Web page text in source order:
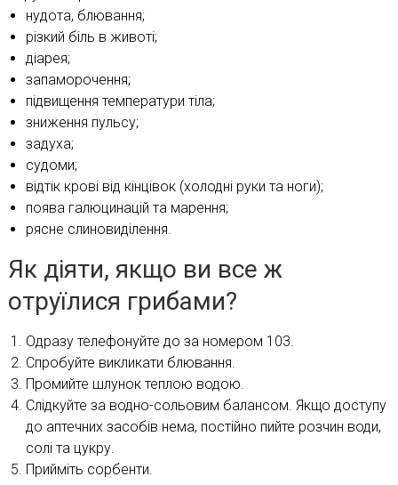
нудота, блювання;
різкий біль в животі;
діарея;
запаморочення;
підвищення температури тіла;
зниження пульсу;
задуха;
судоми;
відтік крові від кінцівок (холодні руки та ноги);
поява галюцинацій та марення;
рясне слиновиділення.
Як діяти, якщо ви все ж
отруїлися грибами?
Одразу телефонуйте до за номером 103.
Спробуйте викликати блювання.
Промийте шлунок теплою водою.
Слідкуйте за водно-сольовим балансом. Якщо доступу
до аптечних засобів нема, постійно пийте розчин води,
солі та цукру.
Прийміть сорбенти.